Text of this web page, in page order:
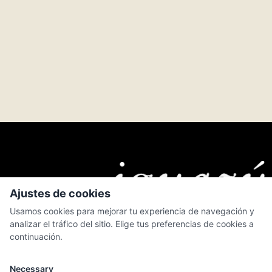
Quiénes somos
Ajustes de cookies
Usamos cookies para mejorar tu experiencia de navegación y
analizar el tráfico del sitio. Elige tus preferencias de cookies a
continuación.
Necessary